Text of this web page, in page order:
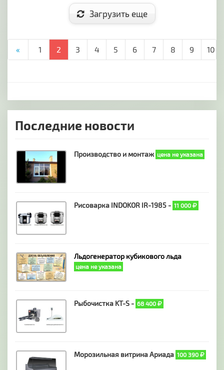
Загрузить еще
« 1 2 3 4 5 6 7 8 9 10
Последние новости
Производство и монтаж цена не указана
Рисоварка INDOKOR IR-1985 - 11 000
Льдогенератор кубикового льда
цена не указана
Рыбочистка KT-S - 68 400
Морозильная витрина Ариада 100 390